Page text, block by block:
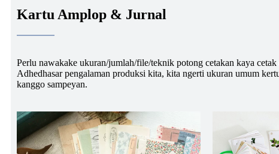
Kartu Amplop & Jurnal
Perlu nawakake ukuran/jumlah/file/teknik potong cetakan kaya
Adhedhasar pengalaman produksi kita, kita ngerti ukuran umum
kanggo sampeyan.